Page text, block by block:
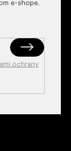
e-shope.
ochrany